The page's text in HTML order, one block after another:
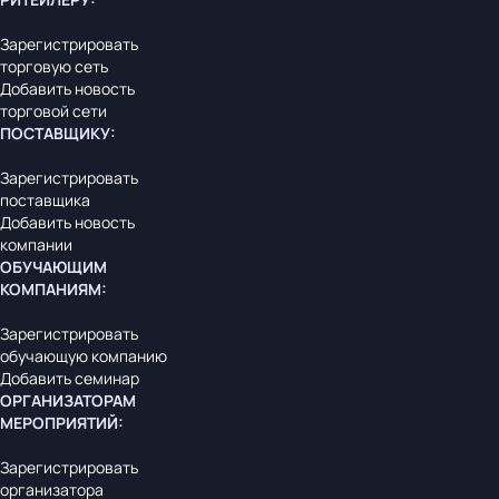
Зарегистрировать
торговую сеть
Добавить новость
торговой сети
ПОСТАВЩИКУ:
Зарегистрировать
поставщика
Добавить новость
компании
ОБУЧАЮЩИМ
КОМПАНИЯМ:
Зарегистрировать
обучающую компанию
Добавить семинар
ОРГАНИЗАТОРАМ
МЕРОПРИЯТИЙ:
Зарегистрировать
организатора